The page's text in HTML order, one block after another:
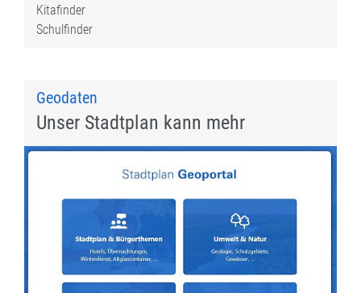
Kitafinder
Schulfinder
Geodaten
Unser Stadtplan kann mehr